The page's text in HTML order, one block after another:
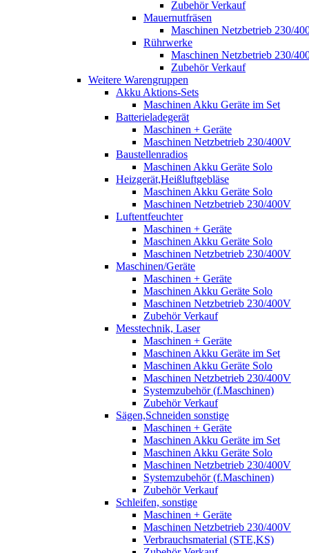
Zubehör Verkauf
Mauernutfräsen
Maschinen Netzbetrieb 230/
Rührwerke
Maschinen Netzbetrieb 230/
Zubehör Verkauf
Weitere Warengruppen
Akku Aktions-Sets
Maschinen Akku Geräte im Set
Batterieladegerät
Maschinen + Geräte
Maschinen Netzbetrieb 230/400V
Baustellenradios
Maschinen Akku Geräte Solo
Heizgerät,Heißluftgebläse
Maschinen Akku Geräte Solo
Maschinen Netzbetrieb 230/400V
Luftentfeuchter
Maschinen + Geräte
Maschinen Akku Geräte Solo
Maschinen Netzbetrieb 230/400V
Maschinen/Geräte
Maschinen + Geräte
Maschinen Akku Geräte Solo
Maschinen Netzbetrieb 230/400V
Zubehör Verkauf
Messtechnik, Laser
Maschinen + Geräte
Maschinen Akku Geräte im Set
Maschinen Akku Geräte Solo
Maschinen Netzbetrieb 230/400V
Systemzubehör (f.Maschinen)
Zubehör Verkauf
Sägen,Schneiden sonstige
Maschinen + Geräte
Maschinen Akku Geräte im Set
Maschinen Akku Geräte Solo
Maschinen Netzbetrieb 230/400V
Systemzubehör (f.Maschinen)
Zubehör Verkauf
Schleifen, sonstige
Maschinen + Geräte
Maschinen Netzbetrieb 230/400V
Verbrauchsmaterial (STE,KS)